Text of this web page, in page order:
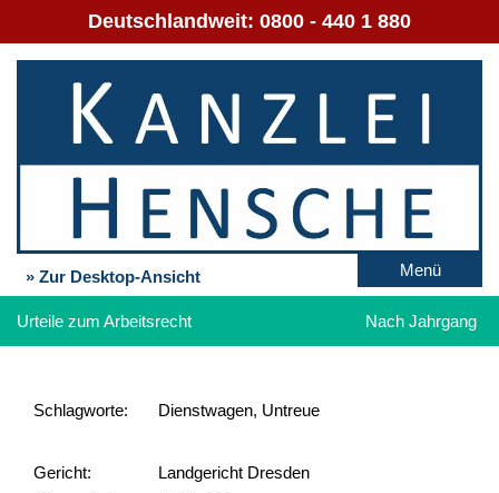
Deutschlandweit: 0800 - 440 1 880
» Zur Desktop-Ansicht Menü
Urteile zum Arbeitsrecht Nach Jahrgang
Schlag­worte: Dienstwagen, Untreue
Gericht:
Landgericht Dresden